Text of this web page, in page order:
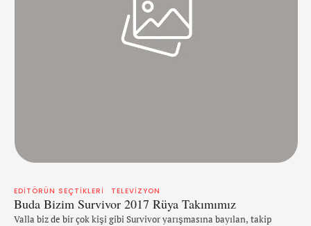
EDITÖRÜN SEÇTIKLERI TELEVIZYON
Buda Bizim Survivor 2017 Rüya Takımımız
Valla biz de bir çok kişi gibi Survivor yarışmasına bayılan, takip